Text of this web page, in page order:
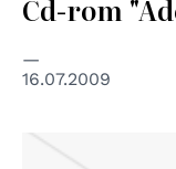
Cd-rom
16.07.2009